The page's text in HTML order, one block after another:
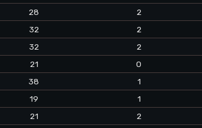
28 2
32 2
32 2
21 0
38 1
19 1
21 2